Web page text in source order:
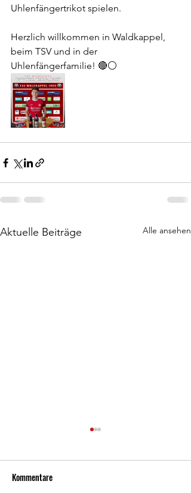
Uhlenfängertrikot spielen.
Herzlich willkommen in Waldkappel,
beim TSV und in der
Uhlenfängerfamilie! 🔴⚪️
Aktuelle Beiträge Alle ansehen
Kommentare